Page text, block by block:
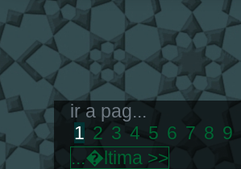
ir a pag...
1 2 3 4 5 6 7 8 9
...�ltima >>